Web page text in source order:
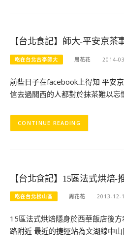
【台北食記】師大-平安京茶
吃在台北古亭師大 周花花 2014-
前些日子在facebook上得知 平安
信去過關西的人都對於抹茶難以忘
CONTINUE READING
【台北食記】15區法式烘焙-
吃在台北松山區 周花花 2013-12-
15區法式烘焙隱身於西華飯店後
路附近 最近的捷運站為文湖線中